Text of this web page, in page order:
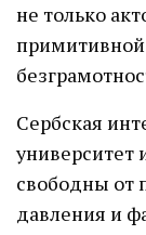
не только
Сербская
университет
свободны от
давления и